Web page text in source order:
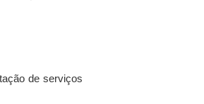
de serviços